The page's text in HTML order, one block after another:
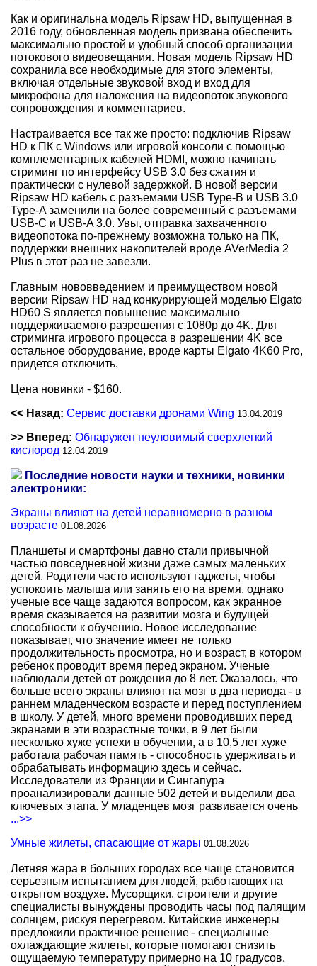
Как и оригинальна модель Ripsaw HD, выпущенная в
2016 году, обновленная модель призвана обеспечить
максимально простой и удобный способ организации
потокового видеовещания. Новая модель Ripsaw HD
сохранила все необходимые для этого элементы,
включая отдельные звуковой вход и вход для
микрофона для наложения на видеопоток звукового
сопровождения и комментариев.
Настраивается все так же просто: подключив Ripsaw
HD к ПК с Windows или игровой консоли с помощью
комплементарных кабелей HDMI, можно начинать
стриминг по интерфейсу USB 3.0 без сжатия и
практически с нулевой задержкой. В новой версии
Ripsaw HD кабель с разъемами USB Type-B и USB 3.0
Type-A заменили на более современный с разъемами
USB-C и USB-A 3.0. Увы, отправка захваченного
видеопотока по-прежнему возможна только на ПК,
поддержки внешних накопителей вроде AVerMedia 2
Plus в этот раз не завезли.
Главным нововведением и преимуществом новой
версии Ripsaw HD над конкурирующей моделью Elgato
HD60 S является повышение максимально
поддерживаемого разрешения с 1080р до 4K. Для
стриминга игрового процесса в разрешении 4K все
остальное оборудование, вроде карты Elgato 4K60 Pro,
придется отключить.
Цена новинки - $160.
<< Назад: Сервис доставки дронами Wing 13.04.2019
>> Вперед: Обнаружен неуловимый сверхлегкий
кислород 12.04.2019
Последние новости науки и техники, новинки
электроники:
Экраны влияют на детей неравномерно в разном
возрасте 01.08.2026
Планшеты и смартфоны давно стали привычной
частью повседневной жизни даже самых маленьких
детей. Родители часто используют гаджеты, чтобы
успокоить малыша или занять его на время, однако
ученые все чаще задаются вопросом, как экранное
время сказывается на развитии мозга и будущей
способности к обучению. Новое исследование
показывает, что значение имеет не только
продолжительность просмотра, но и возраст, в котором
ребенок проводит время перед экраном. Ученые
наблюдали детей от рождения до 8 лет. Оказалось, что
больше всего экраны влияют на мозг в два периода - в
раннем младенческом возрасте и перед поступлением
в школу. У детей, много времени проводивших перед
экранами в эти возрастные точки, в 9 лет были
несколько хуже успехи в обучении, а в 10,5 лет хуже
работала рабочая память - способность удерживать и
обрабатывать информацию здесь и сейчас.
Исследователи из Франции и Сингапура
проанализировали данные 502 детей и выделили два
ключевых этапа. У младенцев мозг развивается очень
...>>
Умные жилеты, спасающие от жары 01.08.2026
Летняя жара в больших городах все чаще становится
серьезным испытанием для людей, работающих на
открытом воздухе. Мусорщики, строители и другие
специалисты вынуждены проводить часы под палящим
солнцем, рискуя перегревом. Китайские инженеры
предложили практичное решение - специальные
охлаждающие жилеты, которые помогают снизить
ощущаемую температуру примерно на 10 градусов.